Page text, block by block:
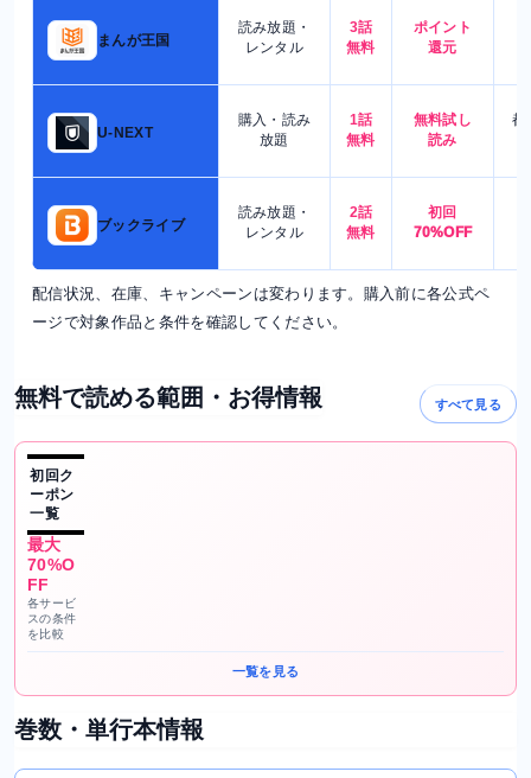
まんが王国
読み放題・
レンタル
3話
無料
ポイント
還元
U-NEXT
購入・読み
放題
1話
無料
無料試し
読み
都
ブックライブ
読み放題・
レンタル
2話
無料
初回
70%OFF
配信状況、在庫、キャンペーンは変わります。購入前に各公式ペ
ージで対象作品と条件を確認してください。
無料で読める範囲・お得情報 すべて見る
初回ク
ーポン
一覧
最大
70%O
FF
各サービ
スの条件
を比較
一覧を見る
巻数・単行本情報